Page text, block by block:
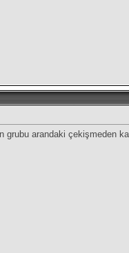
arandaki çekişmeden